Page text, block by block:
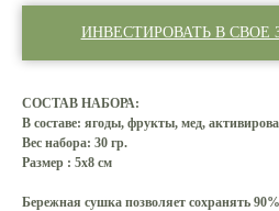
ИНВЕСТИРОВАТЬ В СВОЕ
СОСТАВ НАБОРА:
В составе: ягоды, фрукты, мед,
Вес набора: 30 гр.
Размер : 5х8 см
Бережная сушка позволяет сохранять